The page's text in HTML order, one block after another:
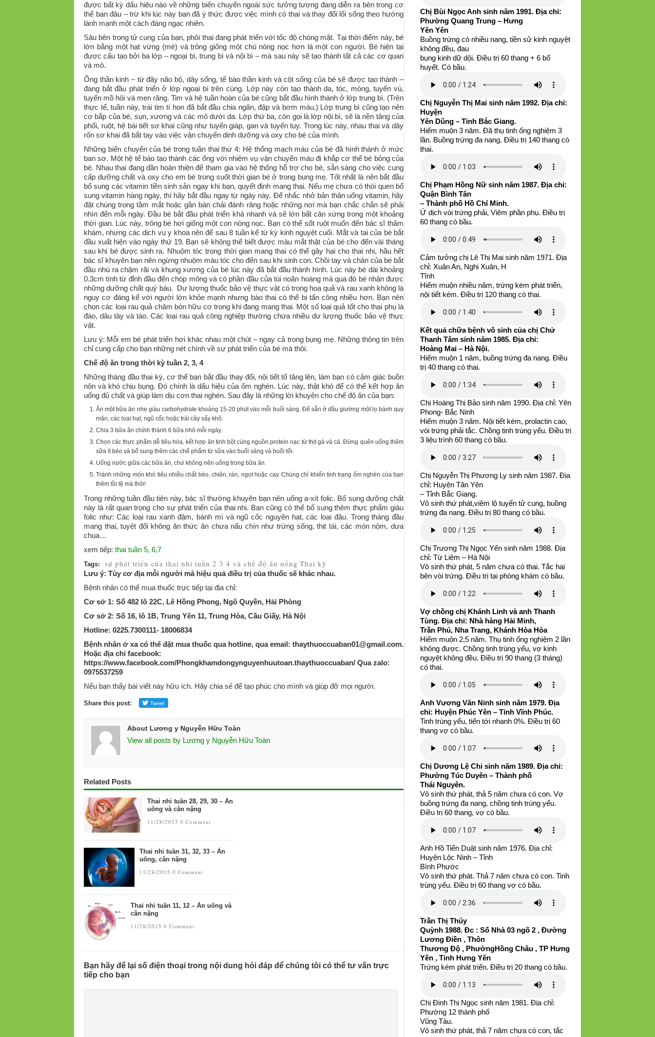
được bất kỳ dấu hiệu nào về những biến chuyển ngoài sức tưởng tượng đang diễn ra bên trong cơ
thể bạn đâu – trừ khi lúc này bạn đã ý thức được việc mình có thai và thay đổi lối sống theo hướng
lành mạnh một cách đáng ngạc nhiên.
Sâu bên trong tử cung của bạn, phôi thai đang phát triển với tốc độ chóng mặt. Tại thời điểm này, bé
lớn bằng một hạt vừng (mè) và trông giống một chú nòng nọc hơn là một con người. Bé hiện tại
được cấu tạo bởi ba lớp – ngoại bì, trung bì và nội bì – mà sau này sẽ tạo thành tất cả các cơ quan
và mô.
Ống thần kinh – từ đây não bộ, dây sống, tế bào thần kinh và cột sống của bé sẽ được tạo thành –
đang bắt đầu phát triển ở lớp ngoại bì trên cùng. Lớp này còn tạo thành da, tóc, móng, tuyến vú,
tuyến mồ hôi và men răng. Tim và hệ tuần hoàn của bé cũng bắt đầu hình thành ở lớp trung bì. (Trên
thực tế, tuần này, trái tim tí hon đã bắt đầu chia ngăn, đập và bơm máu.) Lớp trung bì cũng tạo nên
cơ bắp của bé, sụn, xương và các mô dưới da. Lớp thứ ba, còn gọi là lớp nội bì, sẽ là nền tảng của
phổi, ruột, hệ bài tiết sơ khai cũng như tuyến giáp, gan và tuyến tụy. Trong lúc này, nhau thai và dây
rốn sơ khai đã bắt tay vào việc vận chuyển dinh dưỡng và oxy cho bé của mình.
Những biến chuyển của bé trong tuần thai thứ 4: Hệ thống mạch máu của bé đã hình thành ở mức
ban sơ. Một hệ tế bào tạo thành các ống với nhiệm vụ vận chuyển máu đi khắp cơ thể bé bỏng của
bé. Nhau thai đang dần hoàn thiện để tham gia vào hệ thống hỗ trợ cho bé, sẵn sàng cho việc cung
cấp dưỡng chất và oxy cho em bé trong suốt thời gian bé ở trong bụng mẹ. Tốt nhất là nên bắt đầu
bổ sung các vitamin tiền sinh sản ngay khi bạn, quyết định mang thai. Nếu mẹ chưa có thói quen bổ
sung vitamin hàng ngày, thì hãy bắt đầu ngay từ ngày này. Để nhắc nhở bản thân uống vitamin, hãy
đặt chúng trong tầm mắt hoặc gần bàn chải đánh răng hoặc những nơi mà bạn chắc chắn sẽ phải
nhìn đến mỗi ngày. Đầu bé bắt đầu phát triển khá nhanh và sẽ lớn bất cân xứng trong một khoảng
thời gian. Lúc này, trông bé hơi giống một con nòng nọc. Bạn có thể sốt ruột muốn đến bác sĩ thăm
khám, nhưng các dịch vụ y khoa nên để sau 8 tuần kể từ kỳ kinh nguyệt cuối. Mắt và tai của bé bắt
đầu xuất hiện vào ngày thứ 19. Bạn sẽ không thể biết được màu mắt thật của bé cho đến vài tháng
sau khi bé được sinh ra. Nhuộm tóc trong thời gian mang thai có thể gây hại cho thai nhi, hầu hết
bác sĩ khuyên bạn nên ngừng nhuộm màu tóc cho đến sau khi sinh con. Chồi tay và chân của bé bắt
đầu nhú ra chậm rãi và khung xương của bé lúc này đã bắt đầu thành hình. Lúc này bé dài khoảng
0.3cm tính từ đỉnh đầu đến chóp mông và có phần đầu của túi noãn hoàng mà qua đó bé nhận được
những dưỡng chất quý báu. Dư lượng thuốc bảo vệ thực vật có trong hoa quả và rau xanh không là
nguy cơ đáng kể với người lớn khỏe mạnh nhưng bào thai có thể bị tấn công nhiều hơn. Bạn nên
chọn các loại rau quả chăm bón hữu cơ trong khi đang mang thai. Một số loại quả tốt cho thai phụ là
đào, dâu tây và táo. Các loại rau quả công nghiệp thường chứa nhiều dư lượng thuốc bảo vệ thực
vật.
Lưu ý: Mỗi em bé phát triển hơi khác nhau một chút – ngay cả trong bụng mẹ. Những thông tin trên
chỉ cung cấp cho bạn những nét chính về sự phát triển của bé mà thôi.
Chế độ ăn trong thời kỳ tuần 2, 3, 4
Những tháng đầu thai kỳ, cơ thể bạn bắt đầu thay đổi, nội tiết tố tăng lên, làm bạn có cảm giác buồn
nôn và khó chịu bụng. Đó chính là dấu hiệu của ốm nghén. Lúc này, thật khó để có thể kết hợp ăn
uống đủ chất và giúp làm dịu cơn thai nghén. Sau đây là những lời khuyên cho chế độ ăn của bạn:
Ăn một bữa ăn nhẹ giàu carbohydrate khoảng 15-20 phút vào mỗi buổi sáng. Để sẵn ở đầu giường một lọ bánh quy
mặn, các loại hạt, ngũ cốc hoặc trái cây sấy khô.
Chia 3 bữa ăn chính thành 6 bữa nhỏ mỗi ngày.
Chọn các thực phẩm dễ tiêu hóa, kết hợp ăn tinh bột cùng nguồn protein nạc từ thịt gà và cá. Đừng quên uống thêm
sữa ít béo và bổ sung thêm các chế phẩm từ sữa vào buổi sáng và buổi tối.
Uống nước giữa các bữa ăn, chứ không nên uống trong bữa ăn.
Tránh những món khó tiêu nhiều chất béo, chiên, rán, ngọt hoặc cay. Chúng chỉ khiến tình trạng ốm nghén của bạn
thêm tồi tệ mà thôi!
Trong những tuần đầu tiên này, bác sĩ thường khuyên bạn nên uống a-xít folic. Bổ sung dưỡng chất
này là rất quan trọng cho sự phát triển của thai nhi. Bạn cũng có thể bổ sung thêm thực phẩm giàu
folic như: Các loại rau xanh đậm, bánh mì và ngũ cốc nguyên hạt, các loại đậu. Trong tháng đầu
mang thai, tuyệt đối không ăn thức ăn chưa nấu chín như trứng sống, thịt tái, các món nộm, dưa
chua…
xem tiếp: thai tuần 5, 6,7
Tags: sự phát triển của thai nhi tuần 2 3 4 và chế độ ăn uống Thai kỳ
Lưu ý: Tùy cơ địa mỗi người mà hiệu quả điều trị của thuốc sẽ khác nhau.
Bệnh nhân có thể mua thuốc trực tiếp tại địa chỉ:
Cơ sở 1: Số 482 lô 22C, Lê Hồng Phong, Ngô Quyền, Hải Phòng
Cơ sở 2: Số 16, lô 1B, Trung Yên 11, Trung Hòa, Cầu Giấy, Hà Nội
Hotline: 0225.7300111- 18006834
Bệnh nhân ở xa có thể đặt mua thuốc qua hotline, qua email: thaythuoccuaban01@gmail.com.
Hoặc địa chỉ facebook:
https://www.facebook.com/Phongkhamdongynguyenhuutoan.thaythuoccuaban/ Qua zalo:
0975537259
Nếu bạn thấy bài viết này hữu ích. Hãy chia sẻ để tạo phúc cho mình và giúp đỡ mọi người.
Share this post:
About Lương y Nguyễn Hữu Toàn
View all posts by Lương y Nguyễn Hữu Toàn
Related Posts
Thai nhi tuần 28, 29, 30 – Ăn
uống và cân nặng
11/28/2015 0 Comment
Thai nhi tuần 31, 32, 33 – Ăn
uống, cân nặng
11/28/2015 0 Comment
Thai nhi tuần 11, 12 – Ăn uống và
cân nặng
11/28/2015 0 Comment
Bạn hãy để lại số điện thoại trong nội dung hỏi đáp để chúng tôi có thể tư vấn trực
tiếp cho bạn
Chị Bùi Ngọc Anh sinh năm 1991. Địa chỉ:
Phường Quang Trung – Hưng
Yên Yên
Buồng trứng có nhiều nang, tiền sử kinh nguyệt
không đều, đau
bụng kinh dữ dội. Điều trị 60 thang + 6 bổ
huyết. Có bầu.
Chị Nguyễn Thị Mai sinh năm 1992. Địa chỉ:
Huyện
Yên Dũng – Tỉnh Bắc Giang.
Hiếm muộn 3 năm. Đã thụ tinh ống nghiệm 3
lần. Buồng trứng đa nang. Điều trị 140 thang có
thai.
Chị Phạm Hồng Nữ sinh năm 1987. Địa chỉ:
Quận Bình Tân
– Thành phố Hồ Chí Minh.
Ứ dịch vòi trứng phải, Viêm phần phụ. Điều trị
60 thang có bầu.
Cảm tưởng chị Lê Thị Mai sinh năm 1971. Địa
chỉ: Xuân An, Nghi Xuân, H
Tĩnh
Hiếm muộn nhiều năm, trứng kém phát triển,
nội tiết kém. Điều trị 120 thang có thai.
Kết quả chữa bệnh vô sinh của chị Chử
Thanh Tâm sinh năm 1985. Địa chỉ:
Hoàng Mai – Hà Nội.
Hiếm muộn 1 năm, buồng trứng đa nang. Điều
trị 40 thang có thai.
Chị Hoàng Thị Bảo sinh năm 1990. Địa chỉ: Yên
Phong- Bắc Ninh
Hiếm muộn 3 năm. Nội tiết kém, prolactin cao,
vòi trứng phải tắc. Chồng tinh trùng yếu. Điều trị
3 liệu trình 60 thang có bầu.
Chị Nguyễn Thị Phương Ly sinh năm 1987. Địa
chỉ: Huyện Tân Yên
– Tỉnh Bắc Giang.
Vô sinh thứ phát,viêm lộ tuyến tử cung, buồng
trứng đa nang. Điều trị 80 thang có bầu.
Chị Trương Thị Ngọc Yến sinh năm 1988. Địa
chỉ: Từ Liêm – Hà Nội
Vô sinh thứ phát, 5 năm chưa có thai. Tắc hai
bên vòi trứng. Điều trị tại phòng khám có bầu.
Vợ chồng chị Khánh Linh và anh Thanh
Tùng. Địa chỉ: Nhà hàng Hải Minh,
Trần Phú, Nha Trang, Khánh Hòa Hòa
Hiếm muộn 2,5 năm. Thụ tinh ống nghiệm 2 lần
không được. Chồng tinh trùng yếu, vợ kinh
nguyệt không đều. Điều trị 90 thang (3 tháng)
có thai.
Anh Vương Văn Ninh sinh năm 1979. Địa
chỉ: Huyện Phúc Yên – Tỉnh Vĩnh Phúc.
Tinh trùng yếu, tiến tới nhanh 0%. Điều trị 60
thang vợ có bầu.
Chị Dương Lệ Chi sinh năm 1989. Địa chỉ:
Phường Túc Duyên – Thành phố
Thái Nguyên.
Vô sinh thứ phát, thả 5 năm chưa có con. Vợ
buồng trứng đa nang, chồng tinh trùng yếu.
Điều trị 60 thang, vợ có bầu.
Anh Hồ Tiến Duật sinh năm 1976. Địa chỉ:
Huyện Lộc Ninh – Tỉnh
Bình Phước
Vô sinh thứ phát. Thả 7 năm chưa có con. Tinh
trùng yếu. Điều trị 60 thang vợ có bầu.
Trần Thị Thúy
Quỳnh 1988. Đc : Số Nhà 03 ngõ 2 , Đường
Lương Điền , Thôn
Thương Độ , PhườngHồng Châu , TP Hưng
Yên , Tỉnh Hưng Yên
Trứng kém phát triển. Điều trị 20 thang có bầu.
Chị Đinh Thị Ngọc sinh năm 1981. Địa chỉ:
Phường 12 thành phố
Vũng Tàu.
Vô sinh thứ phát, thả 7 năm chưa có con, tắc